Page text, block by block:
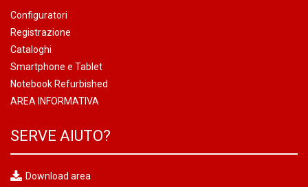
Configuratori
Registrazione
Cataloghi
Smartphone e Tablet
Notebook Refurbished
AREA INFORMATIVA
SERVE AIUTO?
Download area